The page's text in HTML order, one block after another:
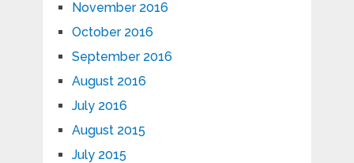
November 2016
October 2016
September 2016
August 2016
July 2016
August 2015
July 2015